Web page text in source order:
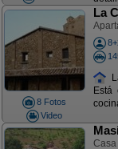
8 Fotos
Video
La
Está
Casa